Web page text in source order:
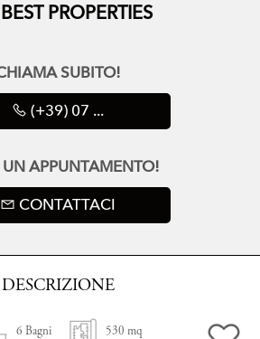
PROPERTIES
SUBITO!
(+39) 07 ...
UN APPUNTAMENTO!
CONTATTACI
DESCRIZIONE
6 Bagni 530 mq